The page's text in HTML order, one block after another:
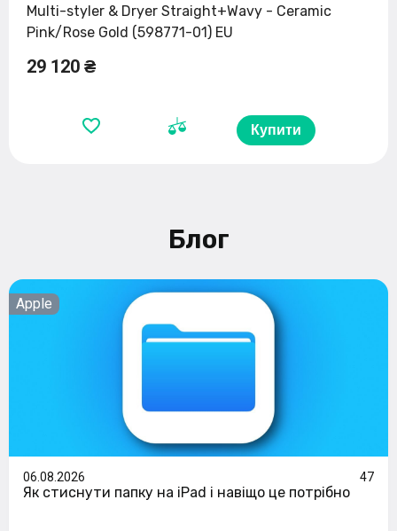
Multi-styler & Dryer Straight+Wavy - Ceramic
Pink/Rose Gold (598771-01) EU
29 120 ₴
Купити
Блог
Apple
06.08.2026 47
Як стиснути папку на iPad і навіщо це потрібно